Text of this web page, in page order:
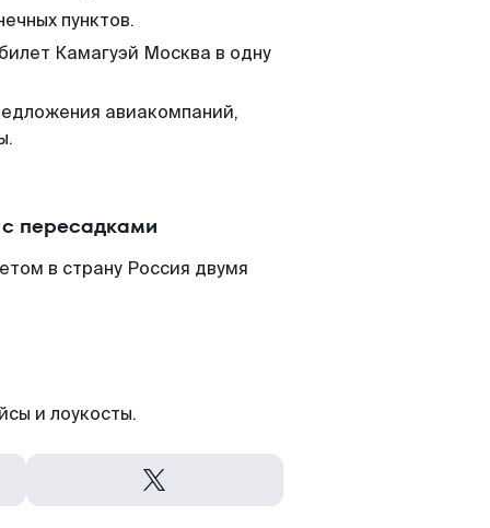
пунктов.
Камагуэй Москва в одну
авиакомпаний,
пересадками
в страну Россия двумя
и лоукосты.